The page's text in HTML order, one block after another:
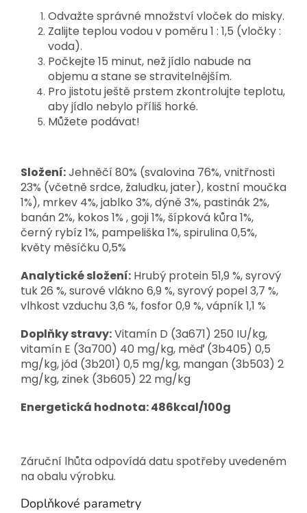
Odvažte správné množství vloček do misky.
Zalijte teplou vodou v poměru 1 : 1,5 (vločky :
voda).
Počkejte 15 minut, než jídlo nabude na
objemu a stane se stravitelnějším.
Pro jistotu ještě prstem zkontrolujte teplotu,
aby jídlo nebylo příliš horké.
Můžete podávat!
Složení:Jehněčí 80% (svalovina 76%, vnitřnosti
23% (včetně srdce, žaludku, jater), kostní moučka
1%), mrkev 4%, jablko 3%, dýně 3%, pastinák 2%,
banán 2%, kokos 1% , goji 1%, šípková kůra 1%,
černý rybíz 1%, pampeliška 1%, spirulina 0,5%,
květy měsíčku 0,5%
Analytické složení: Hrubý protein 51,9 %, syrový
tuk 26 %, surové vlákno 6,9 %, syrový popel 3,7 %,
vlhkost vzduchu 3,6 %, fosfor 0,9 %, vápník 1,1 %
Doplňky stravy:Vitamín D (3a671) 250 IU/kg,
vitamín E (3a700) 40 mg/kg, měď (3b405) 0,5
mg/kg, jód (3b201) 0,5 mg/kg, mangan (3b503) 2
mg/kg, zinek (3b605) 22 mg/kg
Energetická hodnota: 486kcal/100g
Záruční lhůta odpovídá datu spotřeby uvedeném
na obalu výrobku.
Doplňkové parametry